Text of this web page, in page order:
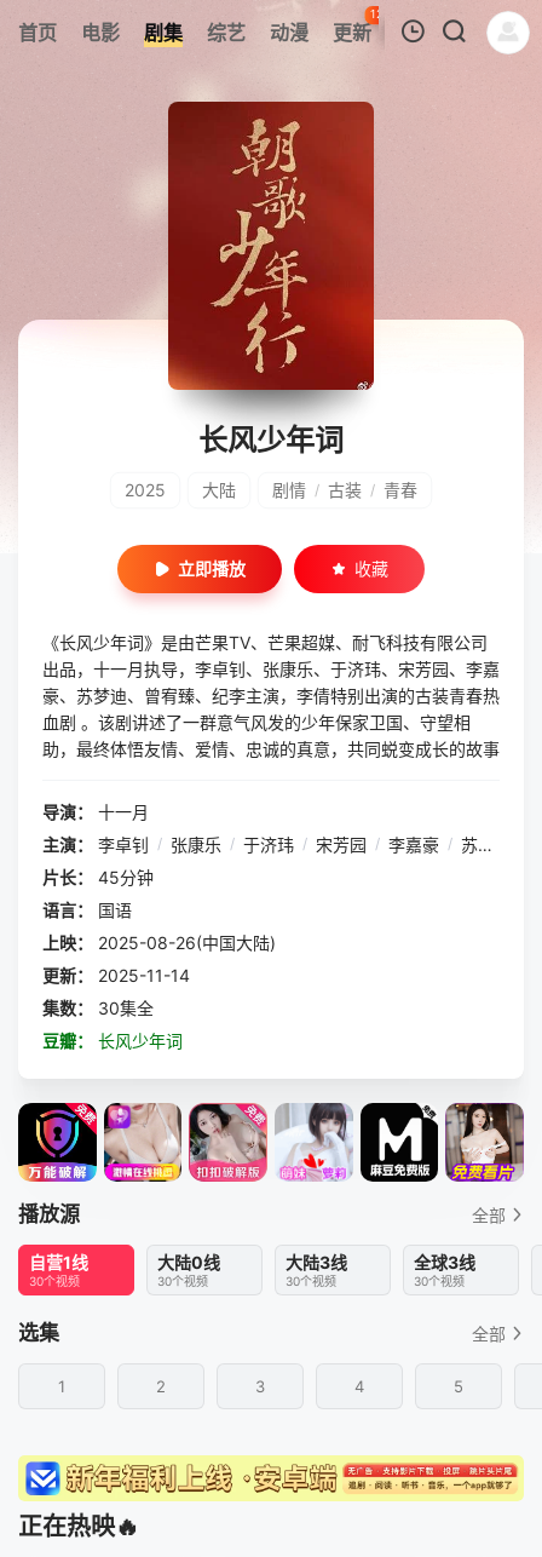
首页 电影 剧集 综艺 动漫 更新
126
热榜 APP
暂无观看影片的记录
长风少年词
2025 大陆 剧情 / 古装 / 青春
立即播放 收藏
《长风少年词》是由芒果TV、芒果超媒、耐飞科技有限公司
出品，十一月执导，李卓钊、张康乐、于济玮、宋芳园、李嘉
豪、苏梦迪、曾宥臻、纪李主演，李倩特别出演的古装青春热
血剧 。该剧讲述了一群意气风发的少年保家卫国、守望相
助，最终体悟友情、爱情、忠诚的真意，共同蜕变成长的故事
导演：
十一月
主演：
李卓钊 / 张康乐 / 于济玮 / 宋芳园 / 李嘉豪 / 苏梦迪
片长：
45分钟
语言：
国语
上映：
2025-08-26(中国大陆)
更新：
2025-11-14
集数：
30集全
豆瓣：
长风少年词
播放源 全部
自营1线
30个视频
大陆0线
30个视频
大陆3线
30个视频
全球3线
30个视频
选集 全部
1 2 3 4 5
正在热映🔥